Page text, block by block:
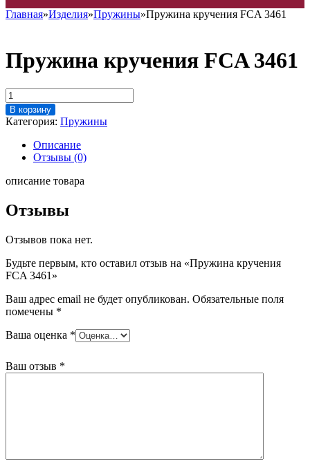
Главная»Изделия»Пружины»Пружина кручения FCA 3461
Пружина кручения FCA 3461
Количество
товара
Пружина
кручения
FCA
3461
В корзину
Категория: Пружины
Описание
Отзывы (0)
описание товара
Отзывы
Отзывов пока нет.
Будьте первым, кто оставил отзыв на «Пружина кручения
FCA 3461»
Ваш адрес email не будет опубликован. Обязательные поля
помечены *
Ваша оценка *
Ваш отзыв *